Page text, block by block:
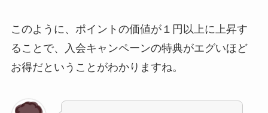
このように、ポイントの価値が１円以上に上昇す
ることで、入会キャンペーンの特典がエグいほど
お得だということがわかりますね。